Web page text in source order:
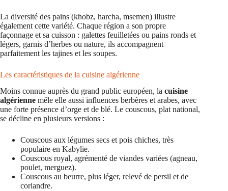
La diversité des pains (khobz, harcha, msemen) illustre
également cette variété. Chaque région a son propre
façonnage et sa cuisson : galettes feuilletées ou pains ronds et
légers, garnis d’herbes ou nature, ils accompagnent
parfaitement les tajines et les soupes.
Les caractéristiques de la cuisine algérienne
Moins connue auprès du grand public européen, la cuisine
algérienne mêle elle aussi influences berbères et arabes, avec
une forte présence d’orge et de blé. Le couscous, plat national,
se décline en plusieurs versions :
Couscous aux légumes secs et pois chiches, très
populaire en Kabylie.
Couscous royal, agrémenté de viandes variées (agneau,
poulet, merguez).
Couscous au beurre, plus léger, relevé de persil et de
coriandre.